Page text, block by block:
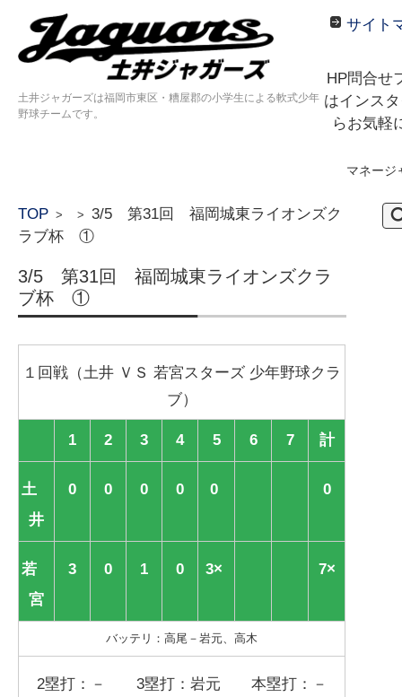
土井ジャガーズは福岡市東区・糟屋郡の小学生による軟式少年
野球チームです。
サイト
HP問合せ
はインス
らお気軽
マネー
TOP > > 3/5 第31回 福岡城東ライオンズク
ラブ杯 ①
3/5 第31回 福岡城東ライオンズクラ
ブ杯 ①
１回戦（土井 ＶＳ 若宮スターズ 少年野球クラ
ブ）
1 2 3 4 5 6 7 計
土
井
0 0 0 0 0 0
若
宮
3 0 1 0 3× 7×
バッテリ：高尾－岩元、高木
2塁打：－ 3塁打：岩元 本塁打：－
検
索: